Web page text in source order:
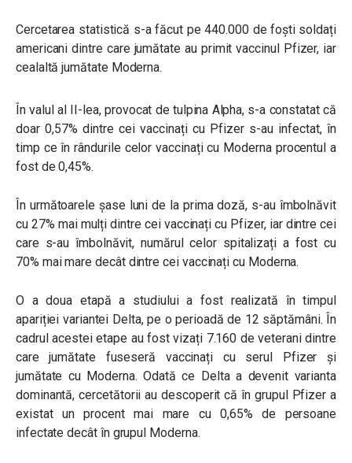
Cercetarea statistică s-a făcut pe 440.000 de foști soldați
americani dintre care jumătate au primit vaccinul Pfizer, iar
cealaltă jumătate Moderna.
În valul al II-lea, provocat de tulpina Alpha, s-a constatat că
doar 0,57% dintre cei vaccinați cu Pfizer s-au infectat, în
timp ce în rândurile celor vaccinați cu Moderna procentul a
fost de 0,45%.
În următoarele șase luni de la prima doză, s-au îmbolnăvit
cu 27% mai mulți dintre cei vaccinați cu Pfizer, iar dintre cei
care s-au îmbolnăvit, numărul celor spitalizați a fost cu
70% mai mare decât dintre cei vaccinați cu Moderna.
O a doua etapă a studiului a fost realizată în timpul
apariției variantei Delta, pe o perioadă de 12 săptămâni. În
cadrul acestei etape au fost vizați 7.160 de veterani dintre
care jumătate fuseseră vaccinați cu serul Pfizer și
jumătate cu Moderna. Odată ce Delta a devenit varianta
dominantă, cercetătorii au descoperit că în grupul Pfizer a
existat un procent mai mare cu 0,65% de persoane
infectate decât în grupul Moderna.